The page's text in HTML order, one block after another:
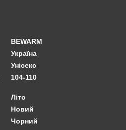
BEWARM
Україна
Унісекс
104-110
Літо
Новий
Чорний